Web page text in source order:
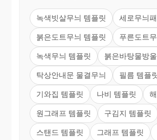
녹색빗살무늬 템플릿 세로무늬
붉은도트무늬 템플릿 푸른도트
녹색무늬 템플릿 붉은바탕물방
탁상안내문 물결무늬 필름 템플
기와집 템플릿 나비 템플릿
원그래프 템플릿 구김지 템플릿
스탠드 템플릿 그래프 템플릿